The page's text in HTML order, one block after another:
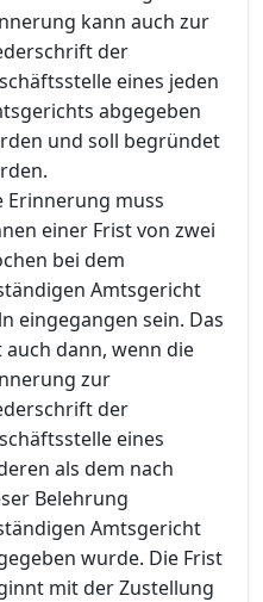
kann auch zur
der
eines jeden
abgegeben
und soll begründet
Erinnerung muss
einer Frist von zwei
bei dem
Amtsgericht
eingegangen sein. Das
auch dann, wenn die
zur
der
eines
als dem nach
Belehrung
Amtsgericht
wurde. Die Frist
mit der Zustellung